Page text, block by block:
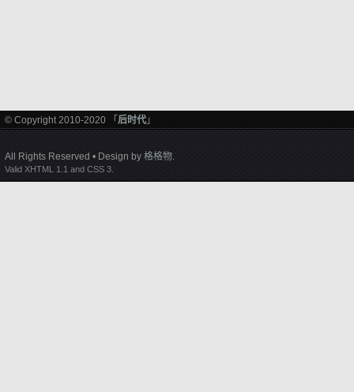
© Copyright 2010-2020 「 后时代 」
All Rights Reserved • Design by 格格物.
Valid XHTML 1.1 and CSS 3.